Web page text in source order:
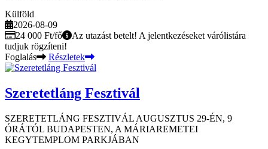
Külföld
2026-08-09
24 000 Ft/fő
Az utazást betelt! A jelentkezéseket várólistára
tudjuk rögzíteni!
Foglalás
Részletek
Szeretetláng Fesztivál
SZERETETLÁNG FESZTIVÁL AUGUSZTUS 29-ÉN, 9
ÓRÁTÓL BUDAPESTEN, A MÁRIAREMETEI
KEGYTEMPLOM PARKJÁBAN